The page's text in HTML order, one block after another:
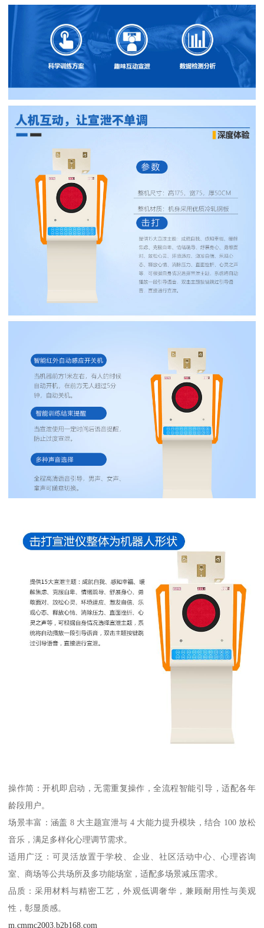
操作简：开机即启动，无需重复操作，全流程智能引导，适配各年
龄段用户。
场景丰富：涵盖 8 大主题宣泄与 4 大能力提升模块，结合 100 放松
音乐，满足多样化心理调节需求。
适用广泛：可灵活放置于学校、企业、社区活动中心、心理咨询
室、商场等公共场所及多功能场室，适配多场景减压需求。
品质：采用材料与精密工艺，外观低调奢华，兼顾耐用性与美观
性，彰显质感。
m.cmmc2003.b2b168.com